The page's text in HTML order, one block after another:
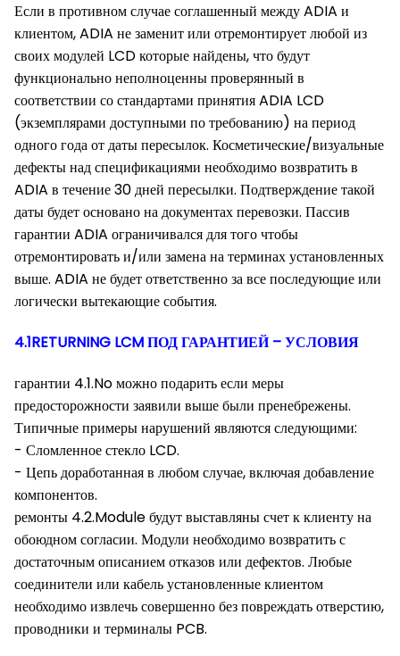
Если в противном случае соглашенный между ADIA и
клиентом, ADIA не заменит или отремонтирует любой из
своих модулей LCD которые найдены, что будут
функционально неполноценны проверянный в
соответствии со стандартами принятия ADIA LCD
(экземплярами доступными по требованию) на период
одного года от даты пересылок. Косметические/визуальные
дефекты над спецификациями необходимо возвратить в
ADIA в течение 30 дней пересылки. Подтверждение такой
даты будет основано на документах перевозки. Пассив
гарантии ADIA ограничивался для того чтобы
отремонтировать и/или замена на терминах установленных
выше. ADIA не будет ответственно за все последующие или
логически вытекающие события.
4.1RETURNING LCM ПОД ГАРАНТИЕЙ – УСЛОВИЯ
гарантии 4.1.No можно подарить если меры
предосторожности заявили выше были пренебрежены.
Типичные примеры нарушений являются следующими:
- Сломленное стекло LCD.
- Цепь доработанная в любом случае, включая добавление
компонентов.
ремонты 4.2.Module будут выставляны счет к клиенту на
обоюдном согласии. Модули необходимо возвратить с
достаточным описанием отказов или дефектов. Любые
соединители или кабель установленные клиентом
необходимо извлечь совершенно без повреждать отверстию,
проводники и терминалы PCB.